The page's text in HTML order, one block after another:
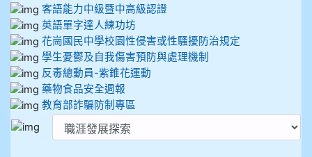
客語能力中級暨中高級認證
英語單字達人練功坊
花崗國民中學校園性侵害或性騷擾防治規定
學生憂鬱及自我傷害預防與處理機制
反毒總動員-紫錐花運動
藥物食品安全週報
教育部詐騙防制專區